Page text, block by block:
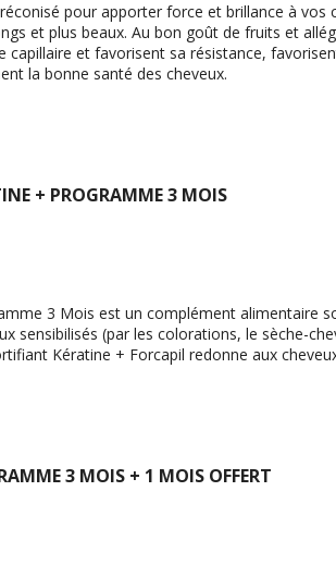
pour apporter force et brillance à vos
et plus beaux. Au bon goût de fruits et
capillaire et favorisent sa résistance,
la bonne santé des cheveux.
+ PROGRAMME 3 MOIS
3 Mois est un complément alimentaire
sensibilisés (par les colorations, le sèche-
Kératine + Forcapil redonne aux
3 MOIS + 1 MOIS OFFERT